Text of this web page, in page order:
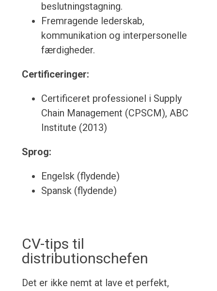
beslutningstagning.
Fremragende lederskab,
kommunikation og interpersonelle
færdigheder.
Certificeringer:
Certificeret professionel i Supply
Chain Management (CPSCM), ABC
Institute (2013)
Sprog:
Engelsk (flydende)
Spansk (flydende)
CV-tips til
distributionschefen
Det er ikke nemt at lave et perfekt,